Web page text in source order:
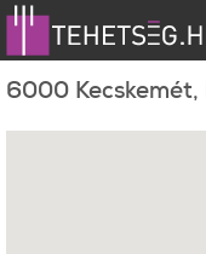
6000